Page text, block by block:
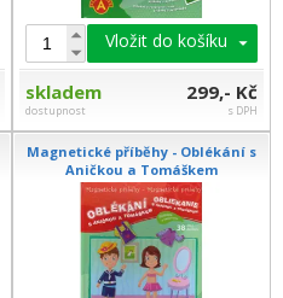
Vložit do košíku
skladem
dostupnost
299,- Kč
s DPH
Magnetické příběhy - Oblékání s
Aničkou a Tomáškem